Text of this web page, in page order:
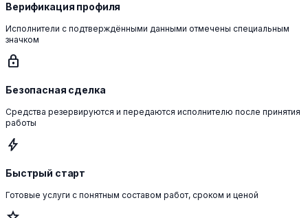
Верификация профиля
Исполнители с подтверждёнными данными отмечены специальным
значком
lock
Безопасная сделка
Средства резервируются и передаются исполнителю после принятия
работы
bolt
Быстрый старт
Готовые услуги с понятным составом работ, сроком и ценой